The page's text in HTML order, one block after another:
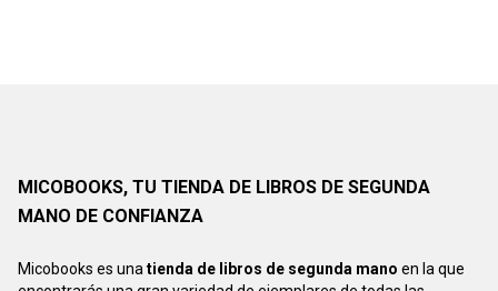
MICOBOOKS, TU TIENDA DE LIBROS DE SEGUNDA
MANO DE CONFIANZA
Micobooks es unatienda de libros de segunda mano en la que